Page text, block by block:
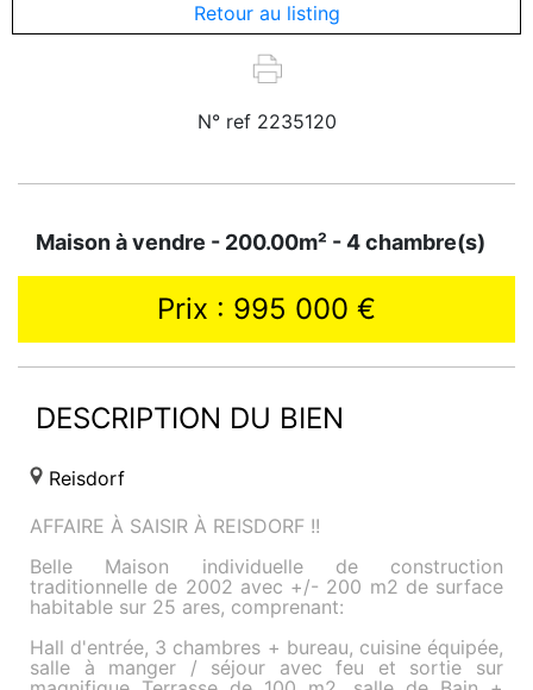
Retour au listing
N° ref 2235120
Maison à vendre - 200.00m² - 4 chambre(s)
Prix : 995 000 €
DESCRIPTION DU BIEN
Reisdorf
AFFAIRE À SAISIR À REISDORF !!
Belle Maison individuelle de construction
traditionnelle de 2002 avec +/- 200 m2 de surface
habitable sur 25 ares, comprenant:
Hall d'entrée, 3 chambres + bureau, cuisine équipée,
salle à manger / séjour avec feu et sortie sur